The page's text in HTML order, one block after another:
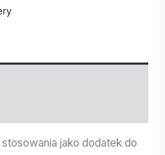
jako dodatek do